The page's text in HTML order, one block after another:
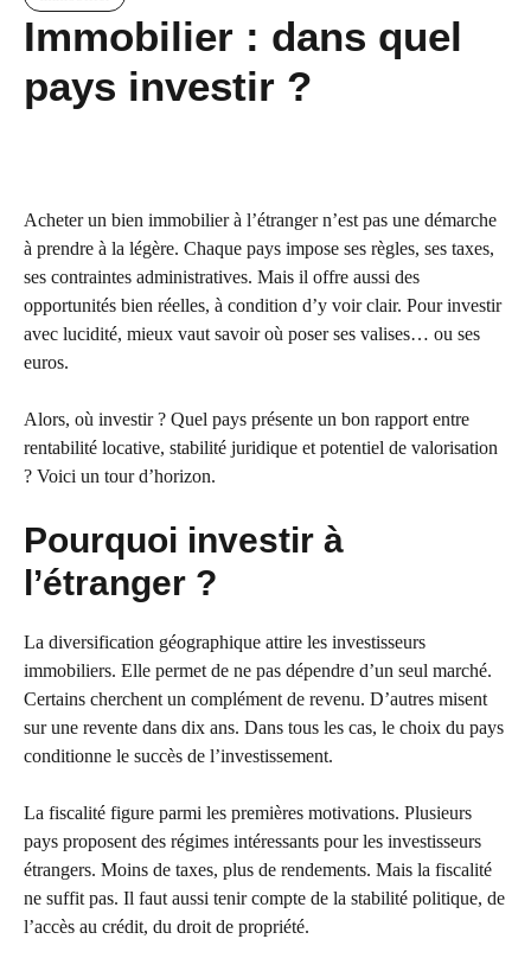
Immobilier : dans quel
pays investir ?
Acheter un bien immobilier à l’étranger n’est pas une démarche
à prendre à la légère. Chaque pays impose ses règles, ses taxes,
ses contraintes administratives. Mais il offre aussi des
opportunités bien réelles, à condition d’y voir clair. Pour investir
avec lucidité, mieux vaut savoir où poser ses valises… ou ses
euros.
Alors, où investir ? Quel pays présente un bon rapport entre
rentabilité locative, stabilité juridique et potentiel de valorisation
? Voici un tour d’horizon.
Pourquoi investir à
l’étranger ?
La diversification géographique attire les investisseurs
immobiliers. Elle permet de ne pas dépendre d’un seul marché.
Certains cherchent un complément de revenu. D’autres misent
sur une revente dans dix ans. Dans tous les cas, le choix du pays
conditionne le succès de l’investissement.
La fiscalité figure parmi les premières motivations. Plusieurs
pays proposent des régimes intéressants pour les investisseurs
étrangers. Moins de taxes, plus de rendements. Mais la fiscalité
ne suffit pas. Il faut aussi tenir compte de la stabilité politique, de
l’accès au crédit, du droit de propriété.